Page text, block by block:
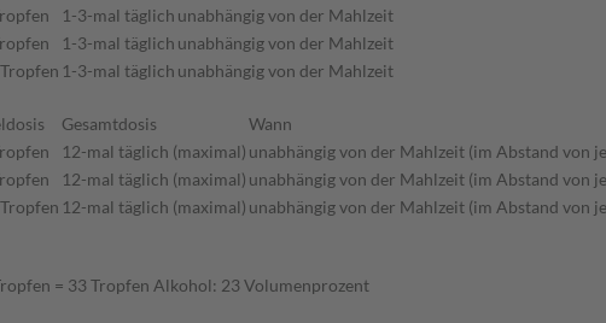
1-3-mal täglich unabhängig von der Mahlzeit
1-3-mal täglich unabhängig von der Mahlzeit
1-3-mal täglich unabhängig von der Mahlzeit
Gesamtdosis
Wann
12-mal täglich (maximal) unabhängig von der Mahlzeit (im Abstand von
12-mal täglich (maximal) unabhängig von der Mahlzeit (im Abstand von
12-mal täglich (maximal) unabhängig von der Mahlzeit (im Abstand von
= 33 Tropfen Alkohol: 23 Volumenprozent